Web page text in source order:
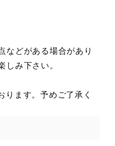
などがある場合があり
しみ下さい。
ます。予めご了承く